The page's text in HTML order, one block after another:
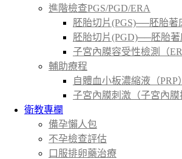
進階檢查PGS/PGD/ERA
胚胎切片(PGS)──胚胎著
胚胎切片(PGD)──胚胎
子宮內膜容受性檢測（
輔助療程
自體血小板濃縮液（PRP）
子宮內膜刺激（子宮內膜
衛教專欄
備孕懶人包
不孕檢查評估
口服排卵藥治療